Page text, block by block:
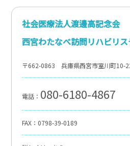
社会医療法人渡邊高記念会
西宮わたなべ訪問リハビリ
〒662-0863 兵庫県西宮市室川町10-
電話： 080-6180-4867
FAX：0798-39-0189